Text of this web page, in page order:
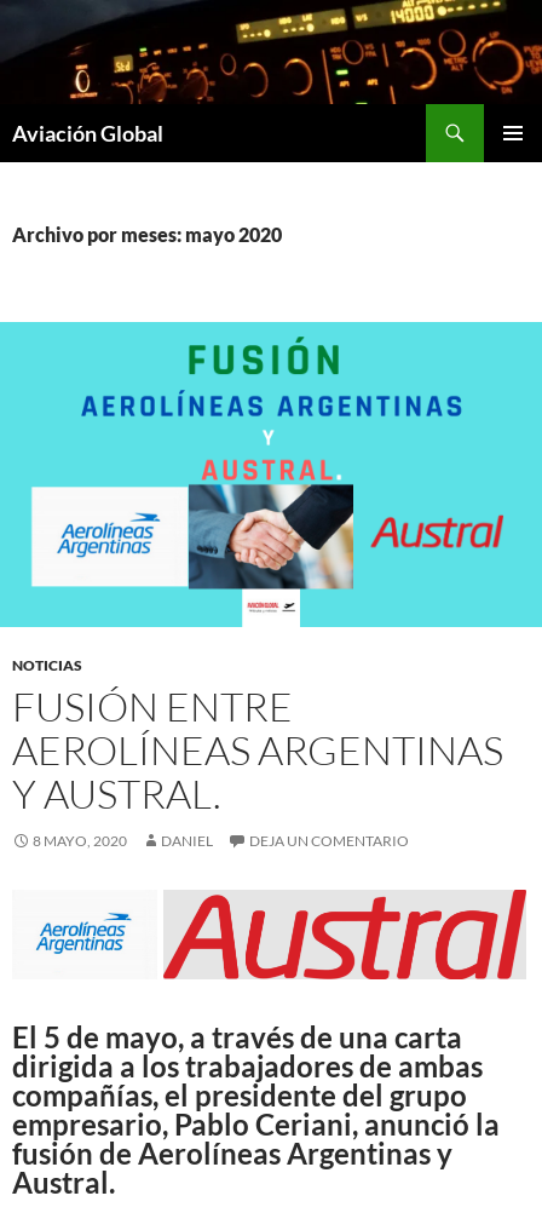
contenido
Aviación Global
Archivo por meses: mayo 2020
NOTICIAS
FUSIÓN ENTRE
AEROLÍNEAS ARGENTINAS
Y AUSTRAL.
8 MAYO, 2020 DANIEL DEJA UN COMENTARIO
El 5 de mayo, a través de una carta
dirigida a los trabajadores de ambas
compañías, el presidente del grupo
empresario, Pablo Ceriani, anunció la
fusión de Aerolíneas Argentinas y
Austral.